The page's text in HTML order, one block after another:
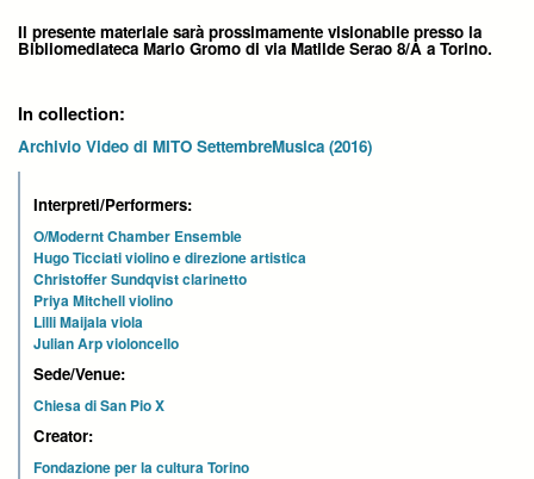
Il presente materiale sarà prossimamente visionabile presso la
Bibliomediateca Mario Gromo di via Matilde Serao 8/A a Torino.
In collection:
Archivio Video di MITO SettembreMusica (2016)
Interpreti/Performers:
O/Modernt Chamber Ensemble
Hugo Ticciati violino e direzione artistica
Christoffer Sundqvist clarinetto
Priya Mitchell violino
Lilli Maijala viola
Julian Arp violoncello
Sede/Venue:
Chiesa di San Pio X
Creator:
Fondazione per la cultura Torino